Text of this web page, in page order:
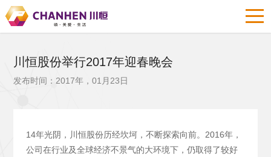
川恒股份举行2017年迎春晚会
发布时间：2017年，01月23日
14年光阴，川恒股份历经坎坷，不断探索向前。2016年，
公司在行业及全球经济不景气的大环境下，仍取得了较好